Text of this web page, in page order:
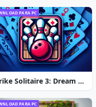
PARA PC
Strike Solitaire 3: Dream Resort
PARA PC